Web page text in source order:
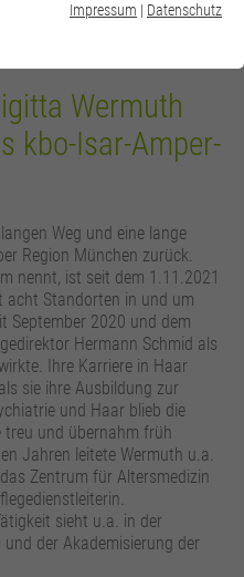
Wermuth
kbo-Isar-Amper-
Weg und eine lange
Region München zurück.
nennt, ist seit dem 1.11.2021
acht Standorten in und um
September 2020 und dem
Hermann Schmid als
Ihre Karriere in Haar
sie ihre Ausbildung zur
und Haar blieb die
treu und übernahm früh
Jahren leitete Wermuth u.a.
Zentrum für Altersmedizin
sieht u.a. in der
der Akademisierung der
Impressum | Datenschutz